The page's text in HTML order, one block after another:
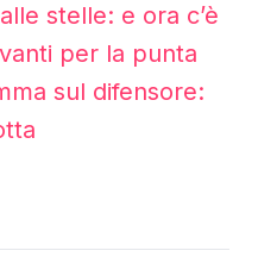
stelle: e ora c’è
per la punta
sul difensore: